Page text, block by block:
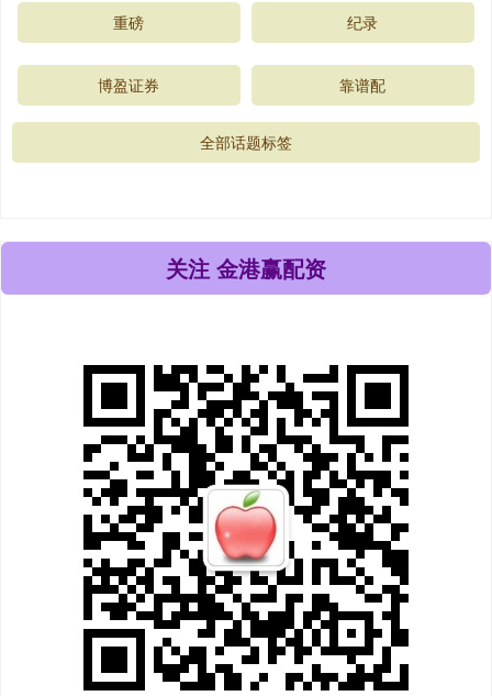
重磅 纪录
博盈证券 靠谱配
全部话题标签
关注 金港赢配资